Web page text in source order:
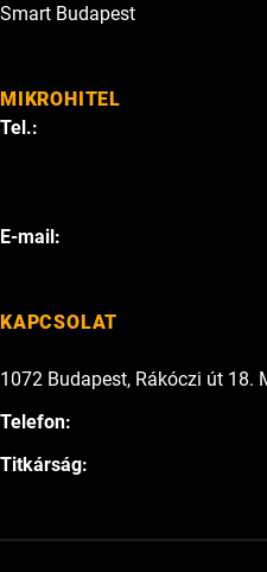
Smart Budapest
MIKROHITEL
Tel.:
E-mail:
KAPCSOLAT
1072 Budapest, Rákóczi út 18.
Telefon:
Titkárság: